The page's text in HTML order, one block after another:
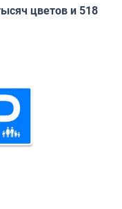
цветов и 518